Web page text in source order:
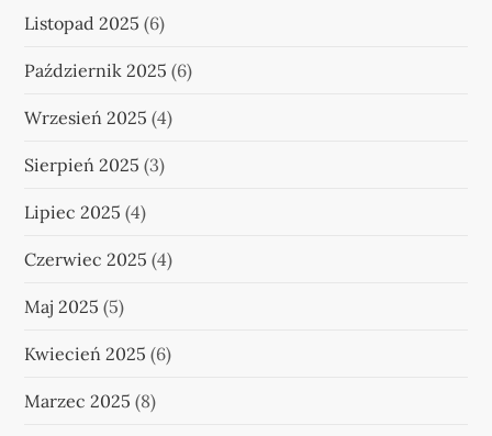
Listopad 2025 (6)
Październik 2025 (6)
Wrzesień 2025 (4)
Sierpień 2025 (3)
Lipiec 2025 (4)
Czerwiec 2025 (4)
Maj 2025 (5)
Kwiecień 2025 (6)
Marzec 2025 (8)